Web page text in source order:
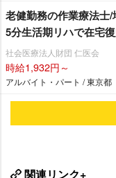
老健勤務の作業療法士
5分生活期リハで在宅
社会医療法人財団 仁医会
時給1,932円～
アルバイト・パート / 東京都
関連リンク+